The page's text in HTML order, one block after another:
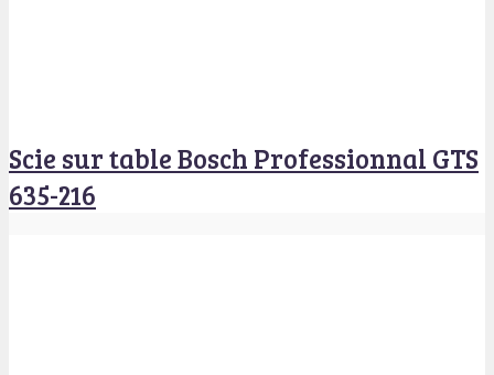
Scie sur table Bosch Professionnal GTS
635-216